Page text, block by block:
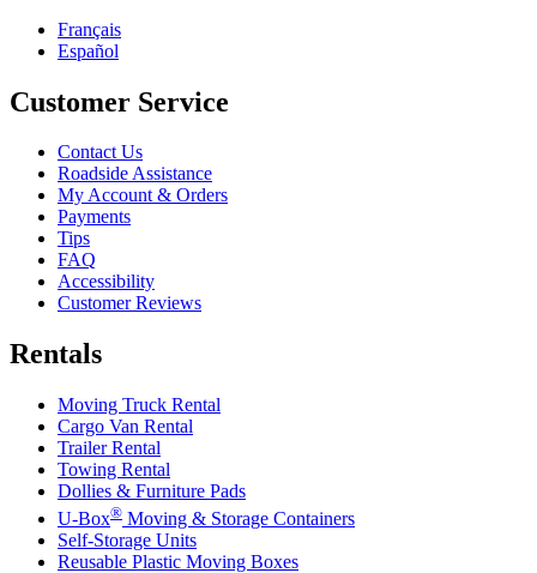
Français
Español
Customer Service
Contact Us
Roadside Assistance
My Account & Orders
Payments
Tips
FAQ
Accessibility
Customer Reviews
Rentals
Moving Truck Rental
Cargo Van Rental
Trailer Rental
Towing Rental
Dollies & Furniture Pads
U-Box® Moving & Storage Containers
Self-Storage Units
Reusable Plastic Moving Boxes